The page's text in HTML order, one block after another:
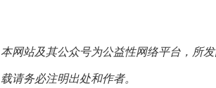
本网站及其公众号为公益性网络平台，所
载请务必注明出处和作者。